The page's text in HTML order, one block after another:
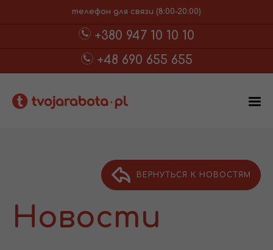
телефон для связи (8:00-20:00)
+380 947 10 10 10
+48 690 655 655
ВЕРНУТЬСЯ К НОВОСТЯМ
Новости